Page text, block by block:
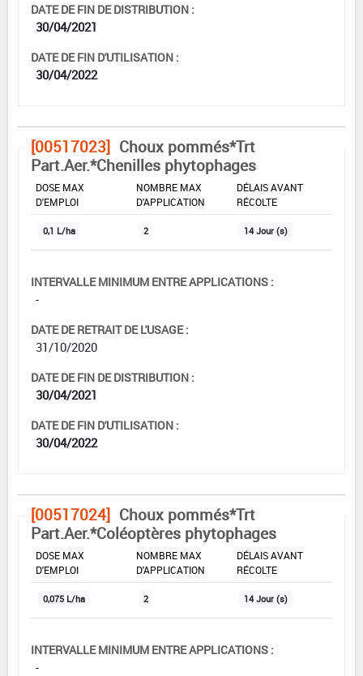
DATE DE FIN DE DISTRIBUTION :
30/04/2021
DATE DE FIN D'UTILISATION :
30/04/2022
[00517023] Choux pommés*Trt
Part.Aer.*Chenilles phytophages
DOSE MAX
D'EMPLOI
NOMBRE MAX
D'APPLICATION
DÉLAIS AVANT
RÉCOLTE
0,1 L/ha 2 14 Jour (s)
INTERVALLE MINIMUM ENTRE APPLICATIONS :
-
DATE DE RETRAIT DE L'USAGE :
31/10/2020
DATE DE FIN DE DISTRIBUTION :
30/04/2021
DATE DE FIN D'UTILISATION :
30/04/2022
[00517024] Choux pommés*Trt
Part.Aer.*Coléoptères phytophages
DOSE MAX
D'EMPLOI
NOMBRE MAX
D'APPLICATION
DÉLAIS AVANT
RÉCOLTE
0,075 L/ha 2 14 Jour (s)
INTERVALLE MINIMUM ENTRE APPLICATIONS :
-